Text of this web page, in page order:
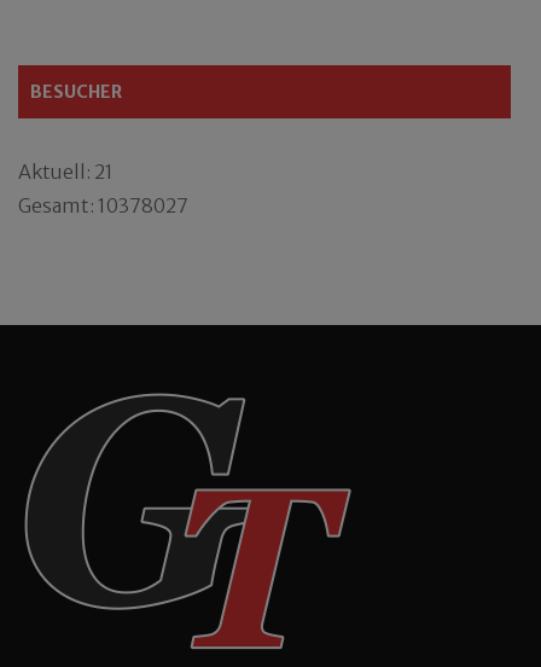
BESUCHER
Aktuell: 21
Gesamt: 10378027